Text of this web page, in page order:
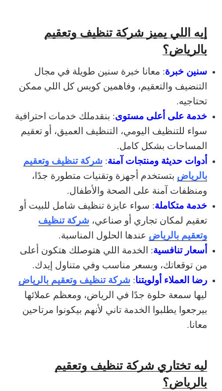
إيه اللي يميز شركة تنظيف وتعقيم
بالرياض؟
سنين خبرة: معانا خبرة سنين طويلة في مجال
التنضيف والتعقيم، وفاهمين كويس كل اللي ممكن
تحتاجيه.
خدمة على أعلى مستوى: بنقدملك خدمات احترافية
سواء للتنظيف اليومي، التنظيف العميق، أو تعقيم
المساحات بشكل كامل.
أدوات حديثة ومنتجات آمنة: شركة تنظيف وتعقيم
بالرياض بتستخدم أجهزة وتقنيات متطورة جدًا،
ومنظفات آمنة على الصحة والأطفال.
خدمة متكاملة: سواء عايزة تنظيف شامل للبيت أو
تعقيم لمكان تجاري أو صناعي، شركة تنظيف
وتعقيم بالرياض عندها الحلول المناسبة.
أسعار تنافسية: الخدمة اللي هتوصلك هتكون أعلى
من توقعاتك، وبسعر مناسب وفي متناول إيدك.
رضا العملاء أولويتنا: شركة تنظيف وتعقيم بالرياض
ليها سمعة حلوة جدًا في الرياض، ومعظم عملائها
بيرجعوا يطلبوا الخدمة تاني لأنهم بيكونوا مرتاحين
معانا.
ليه تختاري شركة تنظيف وتعقيم
بالرياض؟